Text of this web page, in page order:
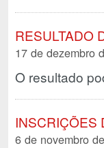
RESULTADO
17 de dezembro
O resultado
INSCRIÇÕES
6 de novembro